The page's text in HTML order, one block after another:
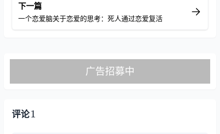
下一篇
一个恋爱脑关于恋爱的思考：死人通过恋爱复活
评论1